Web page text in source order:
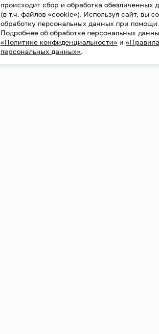
происходит сбор и обработка обезличенных
(в т.ч. файлов «cookie»). Используя сайт, вы
обработку персональных данных при
Подробнее об обработке персональных
«Политике конфиденциальности» и
персональных данных».